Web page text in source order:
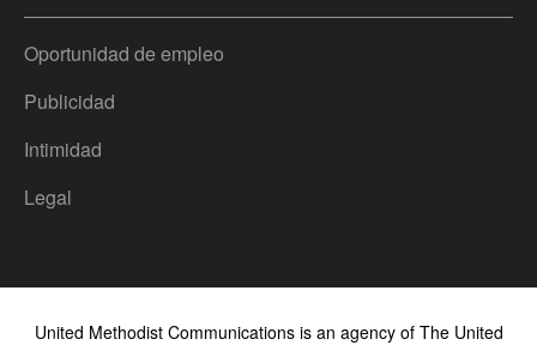
Oportunidad de empleo
Publicidad
Intimidad
Legal
United Methodist Communications is an agency of The United